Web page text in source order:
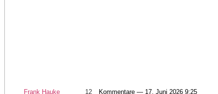
Frank Hauke 12 Kommentare — 17. Juni 2026 9:25